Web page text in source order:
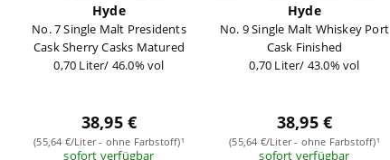
Hyde
No. 7 Single Malt Presidents
Cask Sherry Casks Matured
0,70 Liter/ 46.0% vol
38,95 €
(55,64 €/Liter - ohne Farbstoff)¹
sofort verfügbar
Hyde
No. 9 Single Malt Whiskey Port
Cask Finished
0,70 Liter/ 43.0% vol
38,95 €
(55,64 €/Liter - ohne Farbstoff)¹
sofort verfügbar